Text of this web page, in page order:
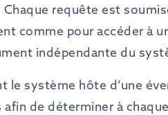
requête est
comme pour accéder à
indépendante du
le système hôte d’une
de déterminer à